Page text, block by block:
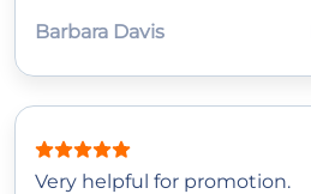
Barbara Davis
Very helpful for promotion.